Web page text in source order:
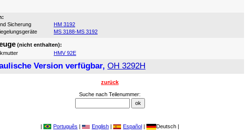
Sicherung
HM 3192
MS 3188-MS 3192
(nicht enthalten):
HMV 92E
Version verfügbar, OH 3292H
zurück
Suche nach Teilenummer:
| Português | English | Español | Deutsch |